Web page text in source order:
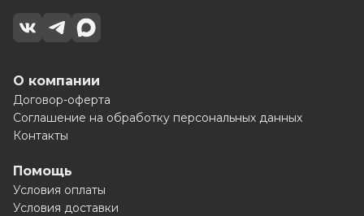
О компании
Договор-оферта
Соглашение на обработку персональных данных
Контакты
Помощь
Условия оплаты
Условия доставки